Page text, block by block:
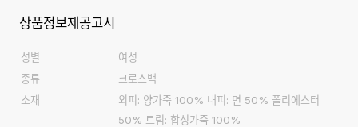
상품정보제공고시
성별
여성
종류
크로스백
소재
외피: 양가죽 100% 내피: 면 50% 폴리에스터
50% 트림: 합성가죽 100%